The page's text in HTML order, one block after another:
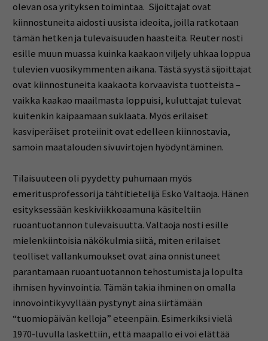
olevan osa yrityksen toimintaa. Sijoittajat ovat
kiinnostuneita aidosti uusista ideoita, joilla ratkotaan
tämän hetken ja tulevaisuuden haasteita. Reuter nosti
esille muun muassa kuinka kaakaon viljely uhkaa loppua
tulevien vuosikymmenten aikana. Tästä syystä sijoittajat
ovat kiinnostuneita kaakaota korvaavista tuotteista –
vaikka kaakao maailmasta loppuisi, kuluttajat tulevat
kuitenkin kaipaamaan suklaata. Myös erilaiset
kasviperäiset proteiinit ovat edelleen kiinnostavia,
samoin maatalouden sivuvirtojen hyödyntäminen.
Tilaisuuteen oli pyydetty puhumaan myös
emeritusprofessori ja tähtitietelijä Esko Valtaoja. Hänen
esityksessään keskiviikkoaamuna käsiteltiin
ruoantuotannon tulevaisuutta. Valtaoja nosti esille
mielenkiintoisia näkökulmia siitä, miten erilaiset
teolliset vallankumoukset ovat aina onnistuneet
parantamaan ruoantuotannon tehostumista ja lopulta
ihmisen hyvinvointia. Tämän takia ihminen on omalla
innovointikyvyllään pystynyt aina siirtämään
“tuomiopäivän kelloja” eteenpäin. Esimerkiksi vielä
1970-luvulla laskettiin, että maapallo ei voi elättää